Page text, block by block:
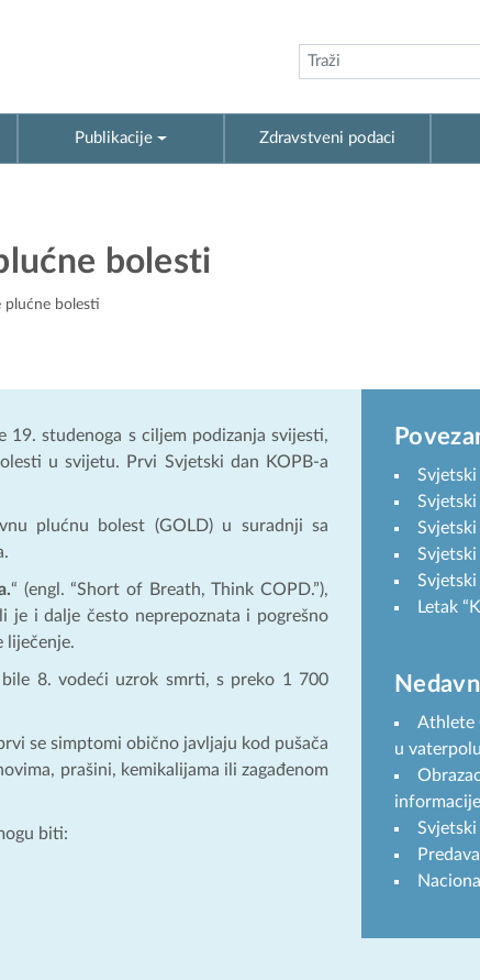
Publikacije Zdravstveni podaci
bolesti
plućne bolesti
19. studenoga s ciljem podizanja svijesti,
u svijetu. Prvi Svjetski dan KOPB-a
plućnu bolest (GOLD) u suradnji sa
“ (engl. “Short of Breath, Think COPD.”),
i dalje često neprepoznata i pogrešno
liječenje.
8. vodeći uzrok smrti, s preko 1 700
se simptomi obično javljaju kod pušača
prašini, kemikalijama ili zagađenom
biti:
Letak
Athlete
u